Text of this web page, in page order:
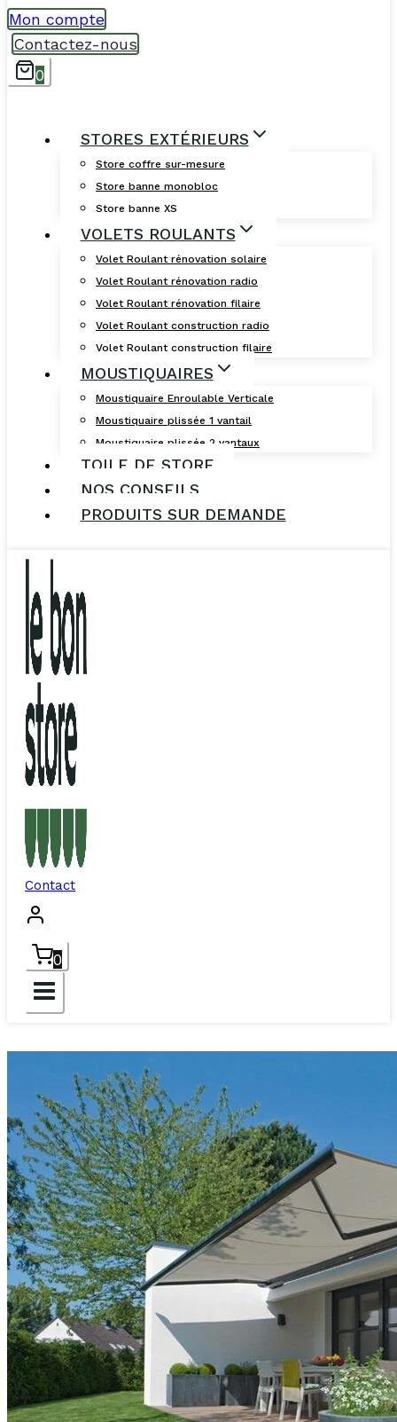
Mon compte
Contactez-nous
0
STORES EXTÉRIEURS
Store coffre sur-mesure
Store banne monobloc
Store banne XS
VOLETS ROULANTS
Volet Roulant rénovation solaire
Volet Roulant rénovation radio
Volet Roulant rénovation filaire
Volet Roulant construction radio
Volet Roulant construction filaire
MOUSTIQUAIRES
Moustiquaire Enroulable Verticale
Moustiquaire plissée 1 vantail
Moustiquaire plissée 2 vantaux
TOILE DE STORE
NOS CONSEILS
PRODUITS SUR DEMANDE
Contact
0